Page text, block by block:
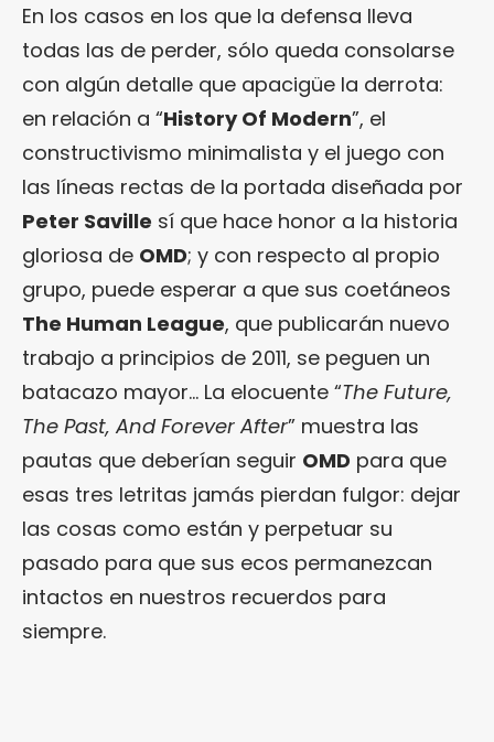
En los casos en los que la defensa lleva
todas las de perder, sólo queda consolarse
con algún detalle que apacigüe la derrota:
en relación a “History Of Modern”, el
constructivismo minimalista y el juego con
las líneas rectas de la portada diseñada por
Peter Saville sí que hace honor a la historia
gloriosa de OMD; y con respecto al propio
grupo, puede esperar a que sus coetáneos
The Human League, que publicarán nuevo
trabajo a principios de 2011, se peguen un
batacazo mayor… La elocuente “The Future,
The Past, And Forever After” muestra las
pautas que deberían seguir OMD para que
esas tres letritas jamás pierdan fulgor: dejar
las cosas como están y perpetuar su
pasado para que sus ecos permanezcan
intactos en nuestros recuerdos para
siempre.